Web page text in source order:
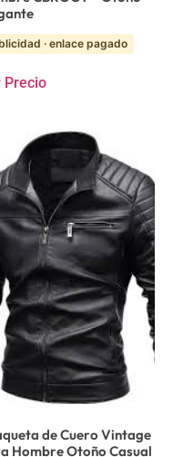
· enlace pagado
Precio
de Cuero Vintage
Hombre Otoño Casual